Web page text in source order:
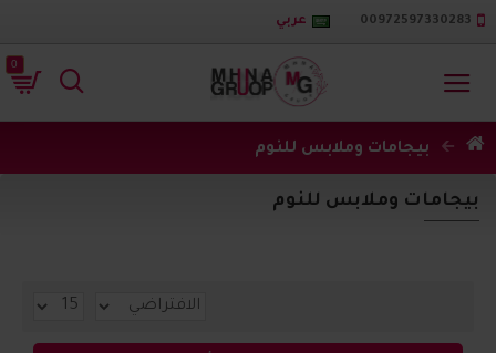
00972597330283 عربي
0
بيجامات وملابس للنوم
بيجامات وملابس للنوم